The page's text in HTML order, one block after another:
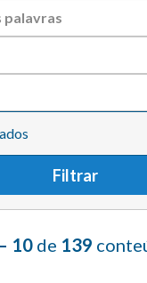
palavras
Filtrar
10 de 139